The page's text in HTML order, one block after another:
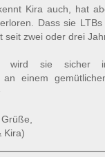
Kira auch, hat
Dass sie
seit zwei oder drei
wird sie sicher
an einem
Kira)